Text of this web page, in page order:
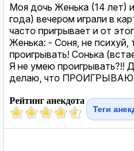
Моя дочь Женька (14 лет)
года) вечером играли в
часто пригрывает и от
Женька: - Соня, не псиxуй,
проигрывать! Сонька
Я не умею проигрывать?!!
делаю, что
Рейтинг анекдота
Теги